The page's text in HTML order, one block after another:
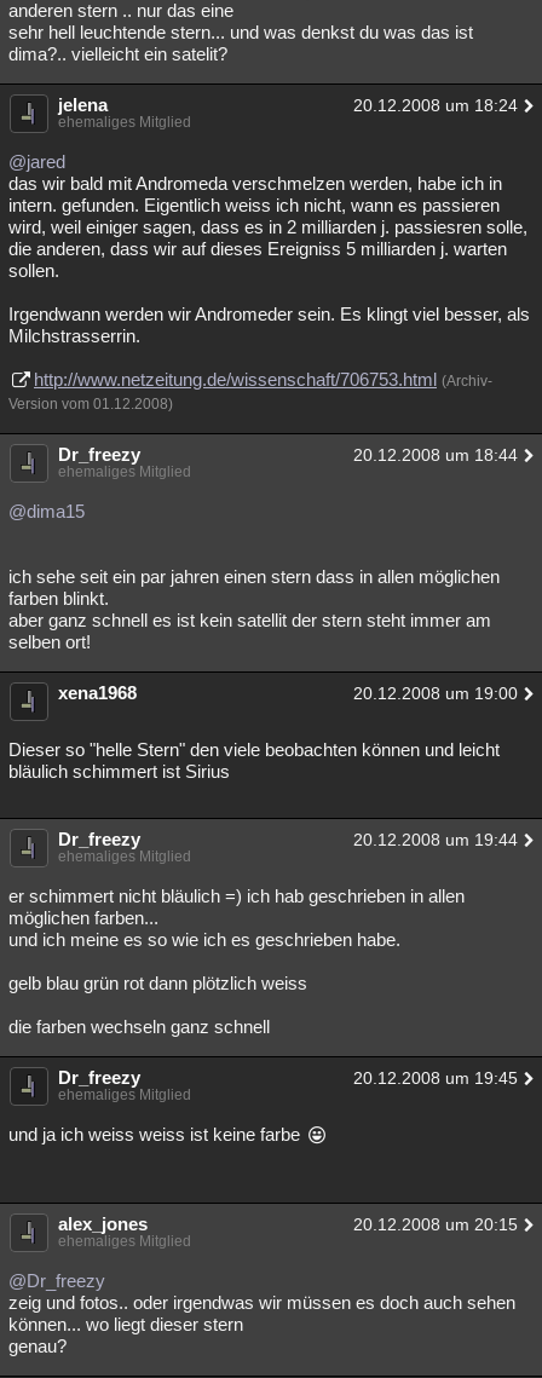
anderen stern .. nur das eine
sehr hell leuchtende stern... und was denkst du was das ist
dima?.. vielleicht ein satelit?
jelena 20.12.2008 um 18:24
ehemaliges Mitglied
@jared
das wir bald mit Andromeda verschmelzen werden, habe ich in
intern. gefunden. Eigentlich weiss ich nicht, wann es passieren
wird, weil einiger sagen, dass es in 2 milliarden j. passiesren solle,
die anderen, dass wir auf dieses Ereigniss 5 milliarden j. warten
sollen.
Irgendwann werden wir Andromeder sein. Es klingt viel besser, als
Milchstrasserrin.
http://www.netzeitung.de/wissenschaft/706753.html (Archiv-
Version vom 01.12.2008)
Dr_freezy 20.12.2008 um 18:44
ehemaliges Mitglied
@dima15
ich sehe seit ein par jahren einen stern dass in allen möglichen
farben blinkt.
aber ganz schnell es ist kein satellit der stern steht immer am
selben ort!
xena1968 20.12.2008 um 19:00
Dieser so "helle Stern" den viele beobachten können und leicht
bläulich schimmert ist Sirius
Dr_freezy 20.12.2008 um 19:44
ehemaliges Mitglied
er schimmert nicht bläulich =) ich hab geschrieben in allen
möglichen farben...
und ich meine es so wie ich es geschrieben habe.
gelb blau grün rot dann plötzlich weiss
die farben wechseln ganz schnell
Dr_freezy 20.12.2008 um 19:45
ehemaliges Mitglied
und ja ich weiss weiss ist keine farbe
alex_jones 20.12.2008 um 20:15
ehemaliges Mitglied
@Dr_freezy
zeig und fotos.. oder irgendwas wir müssen es doch auch sehen
können... wo liegt dieser stern
genau?